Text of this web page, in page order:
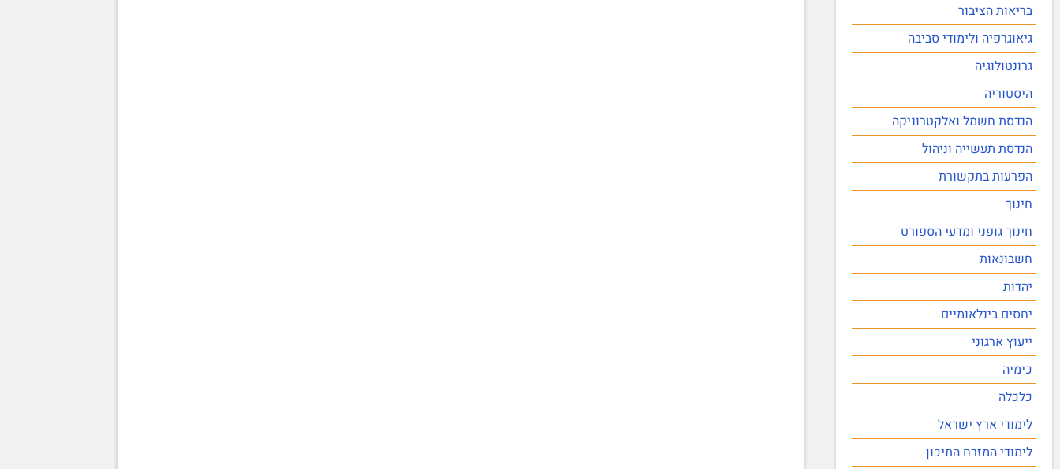
בריאות הציבור
גיאוגרפיה ולימודי סביבה
גרונטולוגיה
היסטוריה
הנדסת חשמל ואלקטרוניקה
הנדסת תעשייה וניהול
הפרעות בתקשורת
חינוך
חינוך גופני ומדעי הספורט
חשבונאות
יהדות
יחסים בינלאומיים
ייעוץ ארגוני
כימיה
כלכלה
לימודי ארץ ישראל
לימודי המזרח התיכון